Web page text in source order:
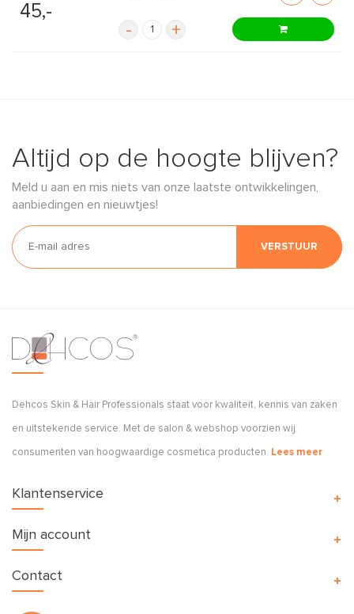
45,-
- +
Altijd op de hoogte blijven?
Meld u aan en mis niets van onze laatste ontwikkelingen,
aanbiedingen en nieuwtjes!
VERSTUUR
Dehcos Skin & Hair Professionals staat voor kwaliteit, kennis van zaken
en uitstekende service. Met de salon & webshop voorzien wij
consumenten van hoogwaardige cosmetica producten. Lees meer
Klantenservice
Mijn account
Contact